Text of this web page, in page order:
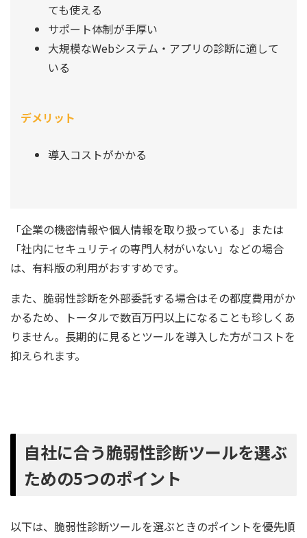
ても使える
サポート体制が手厚い
大規模なWebシステム・アプリの診断に適して
いる
デメリット
導入コストがかかる
「企業の機密情報や個人情報を取り扱っている」または
「社内にセキュリティの専門人材がいない」などの場合
は、有料版の利用がおすすめです。
また、脆弱性診断を外部委託する場合はその都度費用がか
かるため、トータルで数百万円以上になることも珍しくあ
りません。長期的に見るとツールを導入した方がコストを
抑えられます。
自社に合う脆弱性診断ツールを選ぶ
ための5つのポイント
以下は、脆弱性診断ツールを選ぶときのポイントを優先順